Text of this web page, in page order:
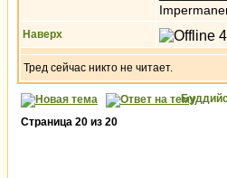
Наверх
Тред сейчас никто не читает.
Страница 20 из 20